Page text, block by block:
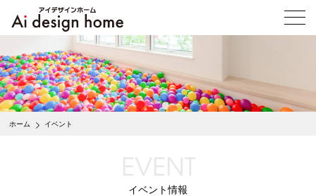
メ
ニ
ュ
ホーム イベント
EVENT
イベント情報